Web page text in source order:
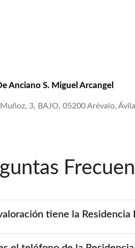
Anciano S. Miguel Arcangel
Muñoz, 3, BAJO, 05200 Arévalo,
tiene la